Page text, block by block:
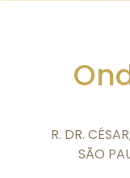
R. DR.
SÃO